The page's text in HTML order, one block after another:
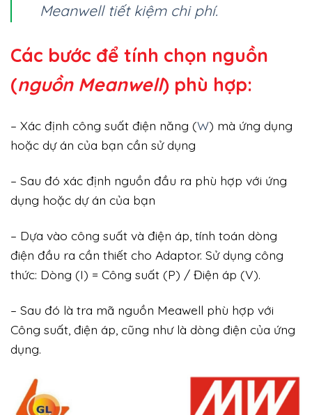
Meanwell tiết kiệm chi phí.
Các bước để tính chọn nguồn
(nguồn Meanwell) phù hợp:
– Xác định công suất điện năng (W) mà ứng dụng
hoặc dự án của bạn cần sử dụng
– Sau đó xác định nguồn đầu ra phù hợp với ứng
dụng hoặc dự án của bạn
– Dựa vào công suất và điện áp, tính toán dòng
điện đầu ra cần thiết cho Adaptor. Sử dụng công
thức: Dòng (I) = Công suất (P) / Điện áp (V).
– Sau đó là tra mã nguồn Meawell phù hợp với
Công suất, điện áp, cũng như là dòng điện của ứng
dụng.